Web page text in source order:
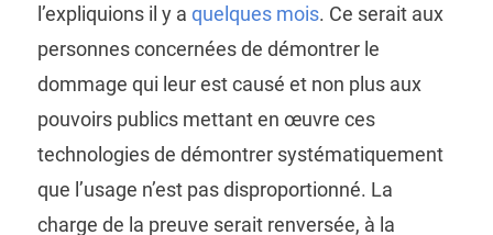
l’expliquions il y a quelques mois. Ce serait aux
personnes concernées de démontrer le
dommage qui leur est causé et non plus aux
pouvoirs publics mettant en œuvre ces
technologies de démontrer systématiquement
que l’usage n’est pas disproportionné. La
charge de la preuve serait renversée, à la